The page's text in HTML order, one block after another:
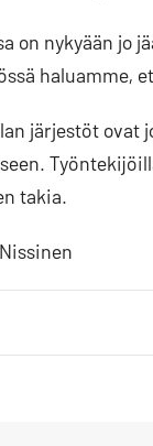
on nykyään jo
haluamme,
järjestöt
takia.